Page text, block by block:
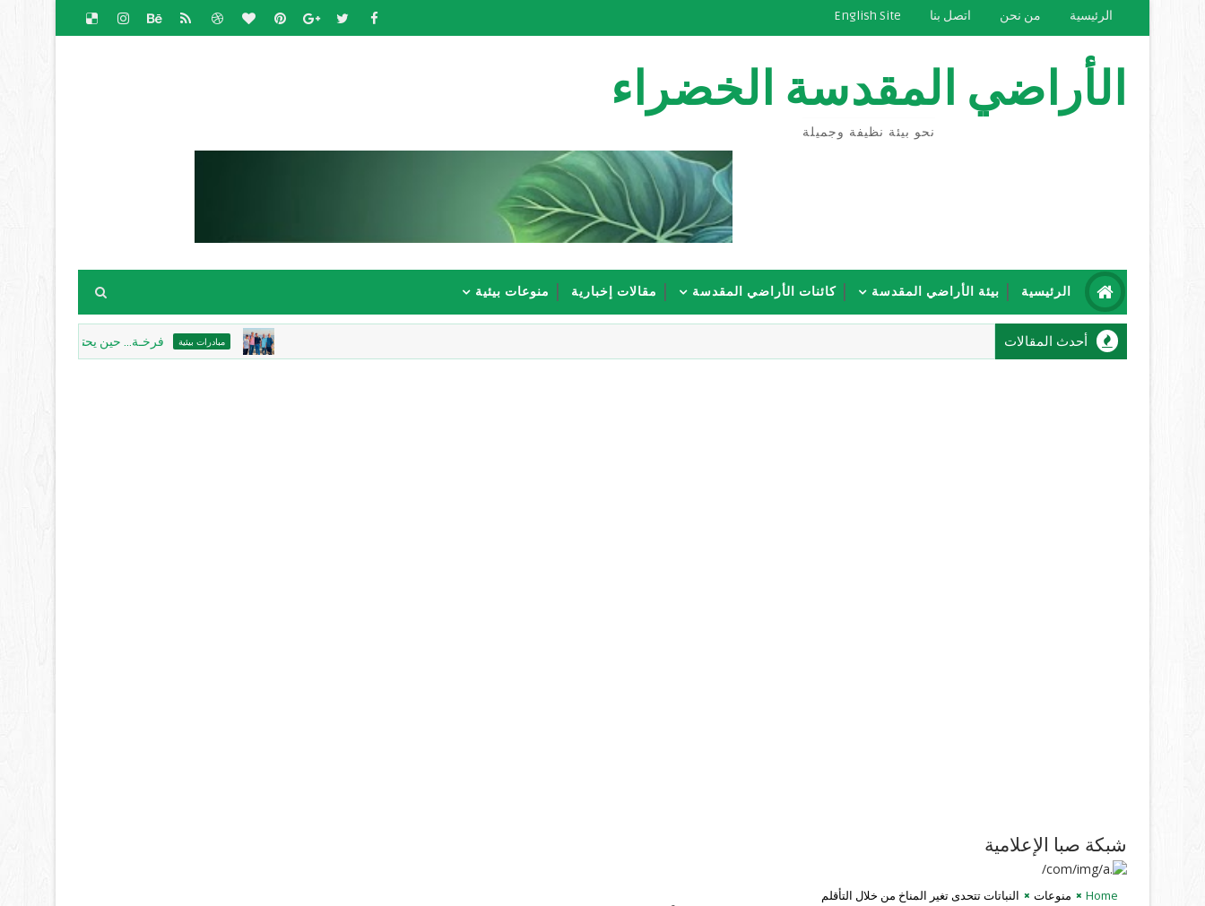
الرئيسية من نحن اتصل بنا English Site
الأراضي المقدسة الخضراء
نحو بيئة نظيفة وجميلة
الرئيسية بيئة الأراضي المقدسة كائنات الأراضي المقدسة مقالات إخبارية منوعات بيئية
أحدث المقالات مبادرات بيئية فرخـة... حين يحتضن الحجرُ الذاكرة،
شبكة صبا الإعلامية
Home منوعات النباتات تتحدى تغير المناخ من خلال التأقلم